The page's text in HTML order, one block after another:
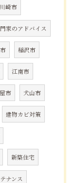
崎市
家のアドバイス
稲沢市
江南市
市 犬山市
建物カビ対策
新築住宅
ナンス